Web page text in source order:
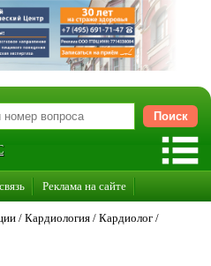
Реклама на сайте
/ Кардиология / Кардиолог /